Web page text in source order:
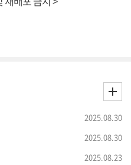
2025.08.30
2025.08.30
2025.08.23